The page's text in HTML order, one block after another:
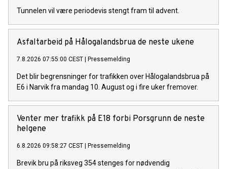
Tunnelen vil være periodevis stengt fram til advent.
Asfaltarbeid på Hålogalandsbrua de neste ukene
7.8.2026 07:55:00 CEST Pressemelding
Det blir begrensninger for trafikken over Hålogalandsbrua på
E6 i Narvik fra mandag 10. August og i fire uker fremover.
Venter mer trafikk på E18 forbi Porsgrunn de neste
helgene
6.8.2026 09:58:27 CEST Pressemelding
Brevik bru på riksveg 354 stenges for nødvendig